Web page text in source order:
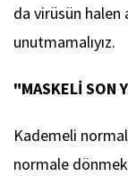
da virüsün halen
unutmamalıyız.
"MASKELİ SON
Kademeli
normale dönmek